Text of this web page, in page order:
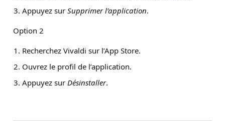
Appuyez sur Supprimer l’application.
Option 2
Recherchez Vivaldi sur l’App Store.
Ouvrez le profil de l’application.
Appuyez sur Désinstaller.